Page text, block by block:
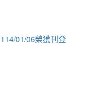
01/06榮獲刊登